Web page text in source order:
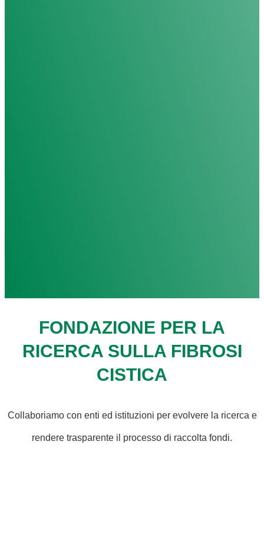
FONDAZIONE PER LA
RICERCA SULLA FIBROSI
CISTICA
Collaboriamo con enti ed istituzioni per evolvere la ricerca e
rendere trasparente il processo di raccolta fondi.